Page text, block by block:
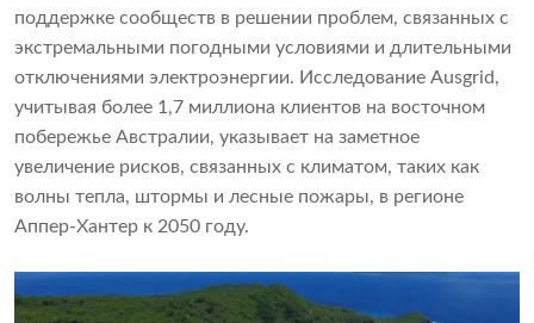
поддержке сообществ в решении проблем, связанных с
экстремальными погодными условиями и длительными
отключениями электроэнергии. Исследование Ausgrid,
учитывая более 1,7 миллиона клиентов на восточном
побережье Австралии, указывает на заметное
увеличение рисков, связанных с климатом, таких как
волны тепла, штормы и лесные пожары, в регионе
Аппер-Хантер к 2050 году.